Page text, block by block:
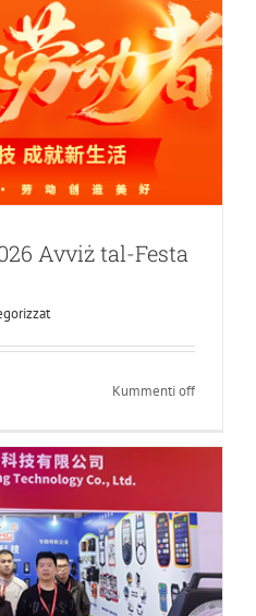
vaganza
tal-
festival
tad-
Avviż tal-Festa
Kummenti offfuq
Festa
Jum
Mejju
tagħmel id-
f'CCMT2026!